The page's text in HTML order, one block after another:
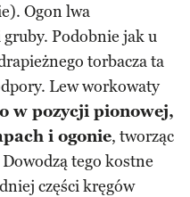
Ogon lwa
gruby. Podobnie jak u
torbacza ta
Lew workowaty
w pozycji pionowej,
i ogonie, tworząc
tego kostne
części kręgów